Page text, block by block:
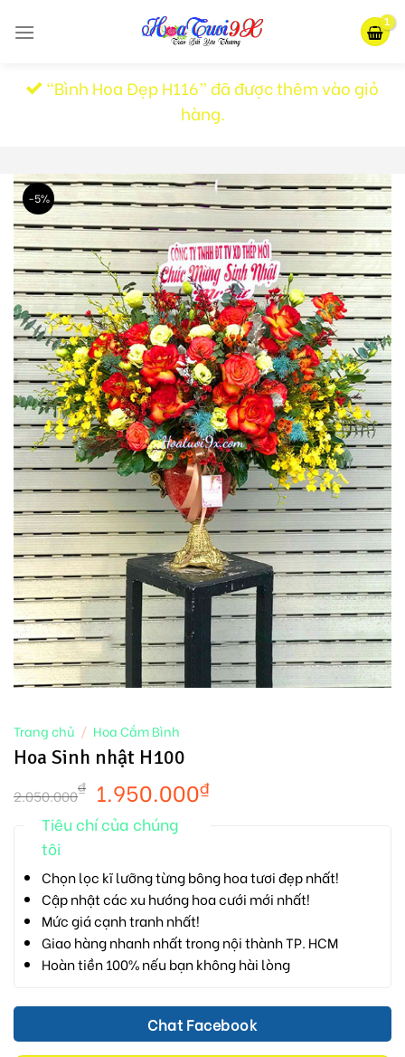
“Bình Hoa Đẹp H116” đã được thêm vào giỏ
hàng.
-5%
Trang chủ / Hoa Cắm Bình
Hoa Sinh nhật H100
2.050.000₫ 1.950.000₫
Tiêu chí của chúng
tôi
Chọn lọc kĩ lưỡng từng bông hoa tươi đẹp nhất!
Cập nhật các xu hướng hoa cưới mới nhất!
Mức giá cạnh tranh nhất!
Giao hàng nhanh nhất trong nội thành TP. HCM
Hoàn tiền 100% nếu bạn không hài lòng
Chat Facebook